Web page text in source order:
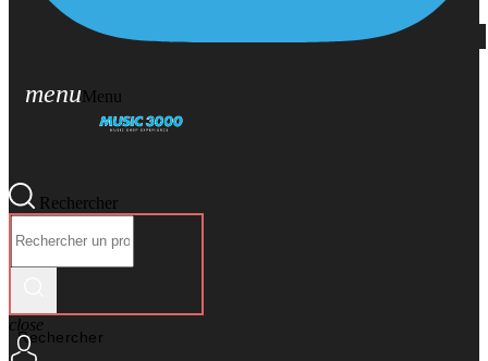
menuMenu
Rechercher
Rechercher
close